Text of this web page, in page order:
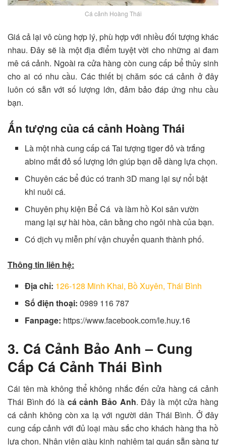
Cá cảnh Hoàng Thái
Giá cả lại vô cùng hợp lý, phù hợp với nhiều đối tượng khác
nhau. Đây sẽ là một địa điểm tuyệt vời cho những ai đam
mê cá cảnh. Ngoài ra cửa hàng còn cung cấp bể thủy sinh
cho ai có nhu cầu. Các thiết bị chăm sóc cá cảnh ở đây
luôn có sẵn với số lượng lớn, đảm bảo đáp ứng nhu cầu
bạn.
Ấn tượng của cá cảnh Hoàng Thái
Là một nhà cung cấp cá Tai tượng tiger đỏ và trắng
abino mắt đỏ số lượng lớn giúp bạn dễ dàng lựa chọn.
Chuyên các bể đúc có tranh 3D mang lại sự nổi bật
khi nuôi cá.
Chuyên phụ kiện Bể Cá và làm hồ Koi sân vườn
mang lại sự hài hòa, cân bằng cho ngôi nhà của bạn.
Có dịch vụ miễn phí vận chuyển quanh thành phố.
Thông tin liên hệ:
Địa chỉ: 126-128 Minh Khai, Bồ Xuyên, Thái Bình
Số điện thoại: 0989 116 787
Fanpage: https://www.facebook.com/le.huy.16
3. Cá Cảnh Bảo Anh – Cung
Cấp Cá Cảnh Thái Bình
Cái tên mà không thể không nhắc đến cửa hàng cá cảnh
Thái Bình đó là cá cảnh Bảo Anh. Đây là một cửa hàng
cá cảnh không còn xa lạ với người dân Thái Bình. Ở đây
cung cấp cảnh với đủ loại màu sắc cho khách hàng tha hồ
lựa chọn. Nhân viên giàu kinh nghiệm tại quán sẵn sàng tư